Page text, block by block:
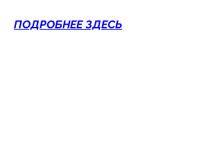
ПОДРОБНЕЕ ЗДЕСЬ